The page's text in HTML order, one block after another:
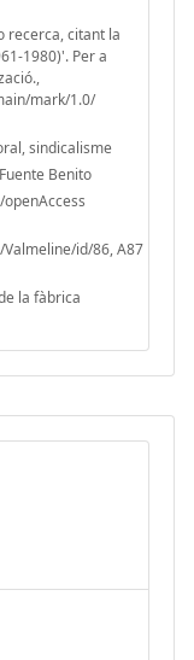
recerca, citant la
1980)'. Per a
mark/1.0/
sindicalisme
Benito
id/86, A87
la fàbrica